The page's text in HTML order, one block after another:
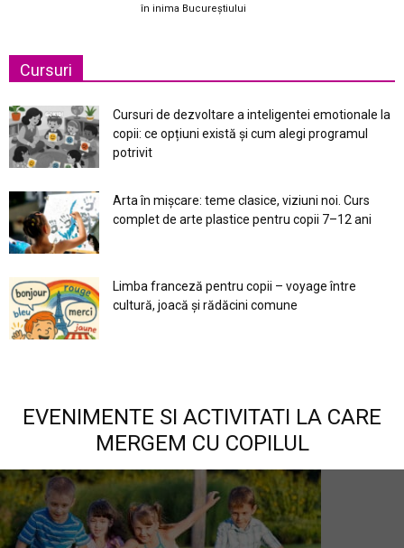
în inima Bucureștiului
Cursuri
Cursuri de dezvoltare a inteligentei emotionale la
copii: ce opțiuni există și cum alegi programul
potrivit
Arta în mișcare: teme clasice, viziuni noi. Curs
complet de arte plastice pentru copii 7–12 ani
Limba franceză pentru copii – voyage între
cultură, joacă și rădăcini comune
EVENIMENTE SI ACTIVITATI LA CARE
MERGEM CU COPILUL